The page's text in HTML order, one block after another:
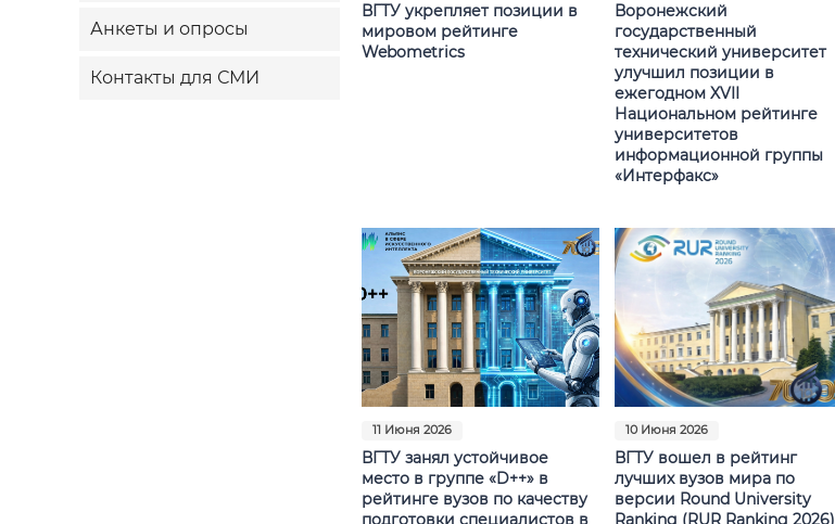
Анкеты и опросы
Контакты для СМИ
ВГТУ укрепляет позиции в
мировом рейтинге
Webometrics
Воронежский
государственный
технический университет
улучшил позиции в
ежегодном XVII
Национальном рейтинге
университетов
информационной группы
«Интерфакс»
11 Июня 2026
ВГТУ занял устойчивое
место в группе «D++» в
рейтинге вузов по качеству
подготовки специалистов в
10 Июня 2026
ВГТУ вошел в рейтинг
лучших вузов мира по
версии Round University
Ranking (RUR Ranking 2026)